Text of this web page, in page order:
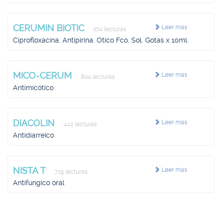
Leer más
CERUMIN BIOTIC 274 lecturas
Ciprofloxacina. Antipirina. Otico Fco. Sol. Gotas x 10ml.
Leer más
MICO-CERUM 804 lecturas
Antimicótico
Leer más
DIACOLIN 442 lecturas
Antidiarreico
Leer más
NISTA T 719 lecturas
Antifúngico oral